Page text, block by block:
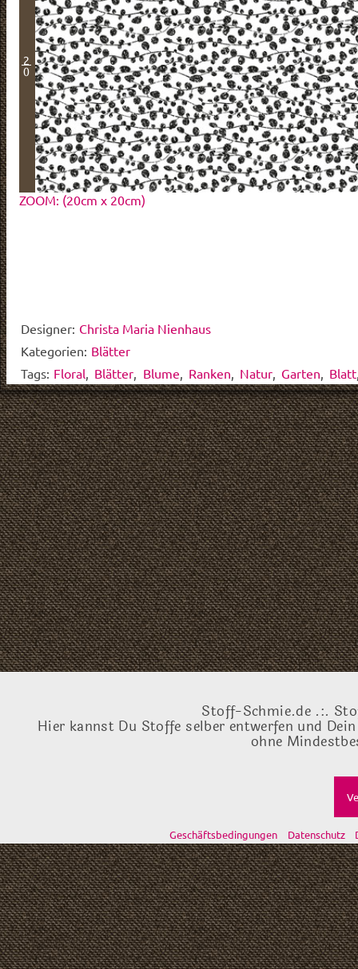
2
0
ZOOM: (20cm x 20cm)
Designer: Christa Maria Nienhaus
Kategorien: Blätter
Tags: Floral Blätter Blume Ranken Natur, Garten Blatt
Stoff-Schmie.de .:.
Hier kannst Du Stoffe selber entwerfen und
ohne
Geschäftsbedingungen Datenschutz